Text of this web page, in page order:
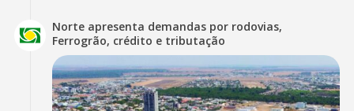
Norte apresenta demandas por rodovias,
Ferrogrão, crédito e tributação